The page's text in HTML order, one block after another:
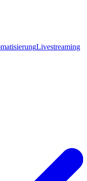
Livestreaming